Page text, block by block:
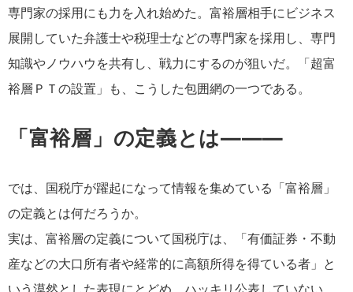
専門家の採用にも力を入れ始めた。富裕層相手にビジネス
展開していた弁護士や税理士などの専門家を採用し、専門
知識やノウハウを共有し、戦力にするのが狙いだ。「超富
裕層ＰＴの設置」も、こうした包囲網の一つである。
「富裕層」の定義とは———
では、国税庁が躍起になって情報を集めている「富裕層」
の定義とは何だろうか。
実は、富裕層の定義について国税庁は、「有価証券・不動
産などの大口所有者や経常的に高額所得を得ている者」と
いう漠然とした表現にとどめ、ハッキリ公表していない。